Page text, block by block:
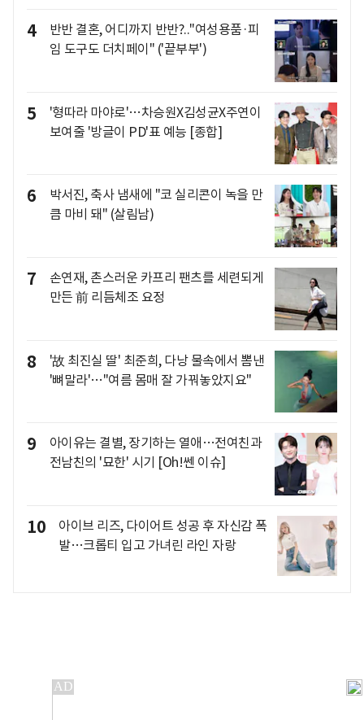
4
반반 결혼, 어디까지 반반?.."여성용품·피
임 도구도 더치페이" ('끝부부')
5
'형따라 마야로'…차승원X김성균X주연이
보여줄 '방글이 PD'표 예능 [종합]
6
박서진, 축사 냄새에 "코 실리콘이 녹을 만
큼 마비 돼" (살림남)
7
손연재, 촌스러운 카프리 팬츠를 세련되게
만든 前 리듬체조 요정
8
'故 최진실 딸' 최준희, 다낭 물속에서 뽐낸
'뼈말라'…"여름 몸매 잘 가꿔놓았지요"
9
아이유는 결별, 장기하는 열애…전여친과
전남친의 '묘한' 시기 [Oh!쎈 이슈]
10
아이브 리즈, 다이어트 성공 후 자신감 폭
발…크롭티 입고 가녀린 라인 자랑